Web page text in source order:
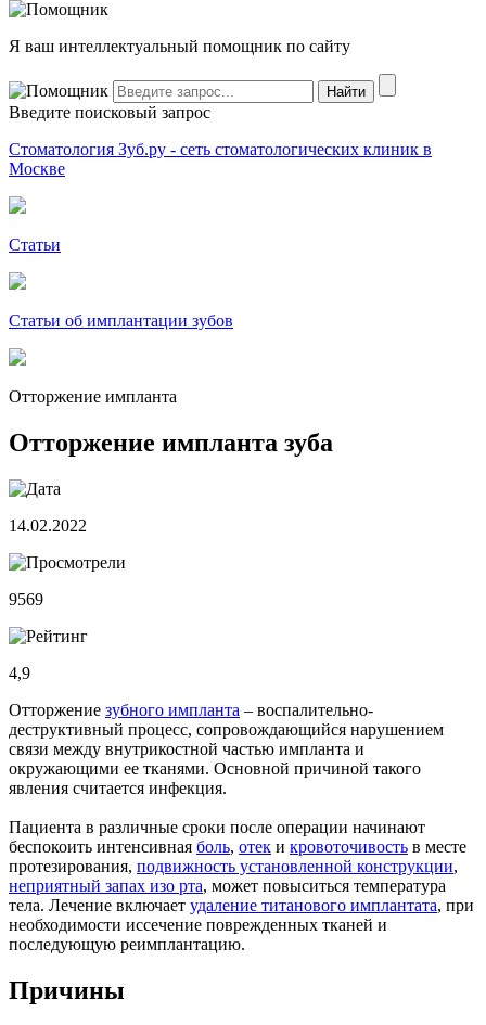
Я ваш интеллектуальный помощник по сайту
Введите поисковый запрос
Стоматология Зуб.ру - сеть стоматологических клиник в
Москве
Статьи
Статьи об имплантации зубов
Отторжение импланта
Отторжение импланта зуба
14.02.2022
9569
4,9
Отторжение зубного импланта – воспалительно-
деструктивный процесс, сопровождающийся нарушением
связи между внутрикостной частью импланта и
окружающими ее тканями. Основной причиной такого
явления считается инфекция.
Пациента в различные сроки после операции начинают
беспокоить интенсивная боль, отек и кровоточивость в месте
протезирования, подвижность установленной конструкции,
неприятный запах изо рта, может повыситься температура
тела. Лечение включает удаление титанового имплантата, при
необходимости иссечение поврежденных тканей и
последующую реимплантацию.
Причины